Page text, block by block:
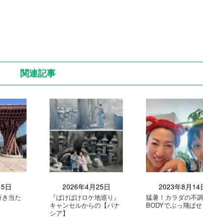
関連記事
日
当た
2026年4月25日
『ばけばけロケ地巡り』
キャンセルからの【パナ
シア】
2023年8月14
猛暑！カラダの不
BODYでぶっ飛ばせ